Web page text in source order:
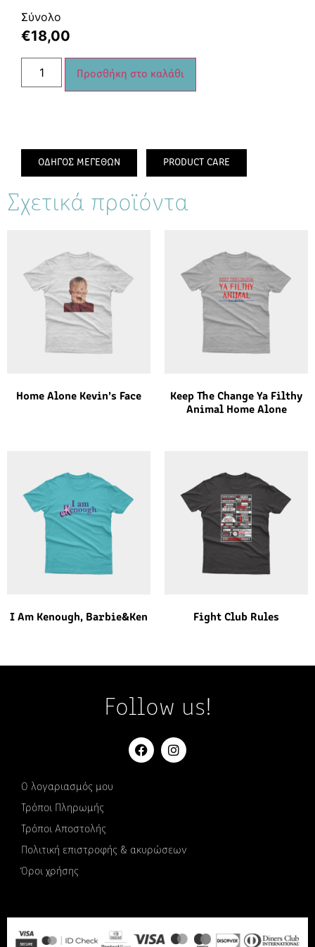
Σύνολο
€18,00
Προσθήκη στο καλάθι
ΟΔΗΓΟΣ ΜΕΓΕΘΩΝ PRODUCT CARE
Σχετικά προϊόντα
Home Alone Kevin’s Face
Keep The Change Ya Filthy
Animal Home Alone
I Am Kenough, Barbie&Ken Fight Club Rules
Follow us!
Ο λογαριασμός μου
Τρόποι Πληρωμής
Τρόποι Αποστολής
Πολιτική επιστροφής & ακυρώσεων
Όροι χρήσης